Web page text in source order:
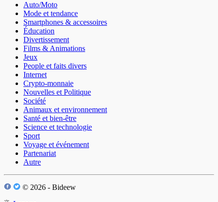
Auto/Moto
Mode et tendance
Smartphones & accessoires
Éducation
Divertissement
Films & Animations
Jeux
People et faits divers
Internet
Crypto-monnaie
Nouvelles et Politique
Société
Animaux et environnement
Santé et bien-être
Science et technologie
Sport
Voyage et événement
Partenariat
Autre
© 2026 - Bideew